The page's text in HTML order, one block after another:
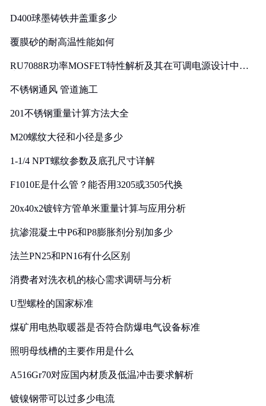
D400球墨铸铁井盖重多少
覆膜砂的耐高温性能如何
RU7088R功率MOSFET特性解析及其在可调电源设计中的
不锈钢通风 管道施工
201不锈钢重量计算方法大全
M20螺纹大径和小径是多少
1-1/4 NPT螺纹参数及底孔尺寸详解
F1010E是什么管？能否用3205或3505代换
20x40x2镀锌方管单米重量计算与应用分析
抗渗混凝土中P6和P8膨胀剂分别加多少
法兰PN25和PN16有什么区别
消费者对洗衣机的核心需求调研与分析
U型螺栓的国家标准
煤矿用电热取暖器是否符合防爆电气设备标准
照明母线槽的主要作用是什么
A516Gr70对应国内材质及低温冲击要求解析
镀镍钢带可以过多少电流